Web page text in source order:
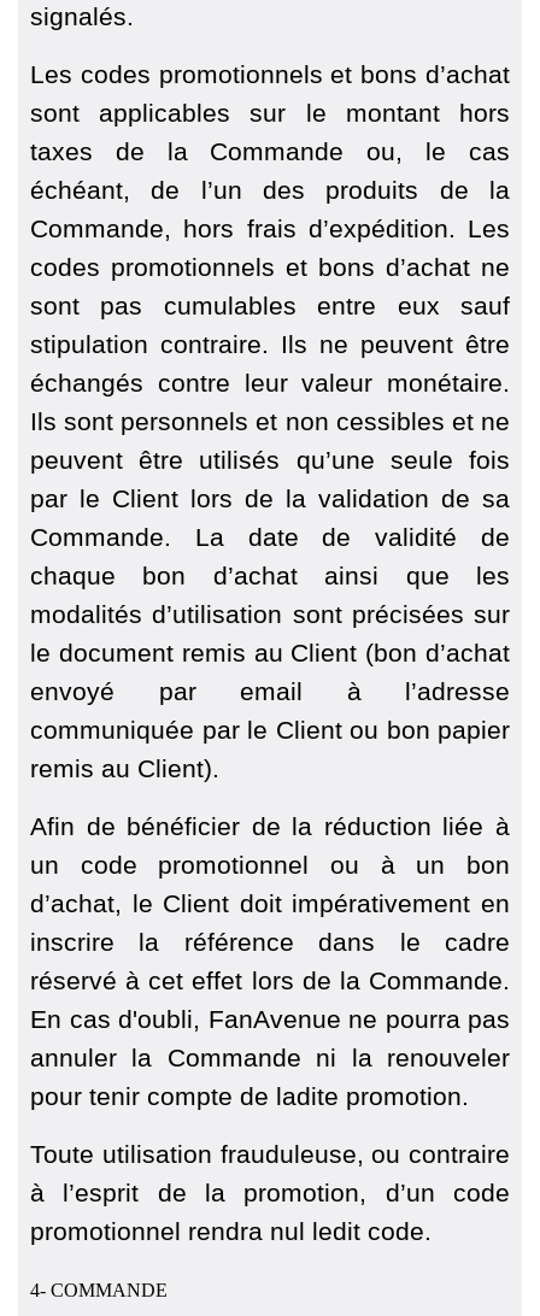
signalés.
Les codes promotionnels et bons d’achat
sont applicables sur le montant hors
taxes de la Commande ou, le cas
échéant, de l’un des produits de la
Commande, hors frais d’expédition. Les
codes promotionnels et bons d’achat ne
sont pas cumulables entre eux sauf
stipulation contraire. Ils ne peuvent être
échangés contre leur valeur monétaire.
Ils sont personnels et non cessibles et ne
peuvent être utilisés qu’une seule fois
par le Client lors de la validation de sa
Commande. La date de validité de
chaque bon d’achat ainsi que les
modalités d’utilisation sont précisées sur
le document remis au Client (bon d’achat
envoyé par email à l’adresse
communiquée par le Client ou bon papier
remis au Client).
Afin de bénéficier de la réduction liée à
un code promotionnel ou à un bon
d’achat, le Client doit impérativement en
inscrire la référence dans le cadre
réservé à cet effet lors de la Commande.
En cas d'oubli, FanAvenue ne pourra pas
annuler la Commande ni la renouveler
pour tenir compte de ladite promotion.
Toute utilisation frauduleuse, ou contraire
à l’esprit de la promotion, d’un code
promotionnel rendra nul ledit code.
4- COMMANDE